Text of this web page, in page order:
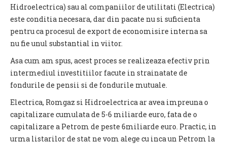
Hidroelectrica) sau al companiilor de utilitati (Electrica)
este conditia necesara, dar din pacate nu si suficienta
pentru ca procesul de export de economisire interna sa
nu fie unul substantial in viitor.
Asa cum am spus, acest proces se realizeaza efectiv prin
intermediul investitiilor facute in strainatate de
fondurile de pensii si de fondurile mutuale.
Electrica, Romgaz si Hidroelectrica ar avea impreuna o
capitalizare cumulata de 5-6 miliarde euro, fata de o
capitalizare a Petrom de peste 6miliarde euro. Practic, in
urma listarilor de stat ne vom alege cu inca un Petrom la